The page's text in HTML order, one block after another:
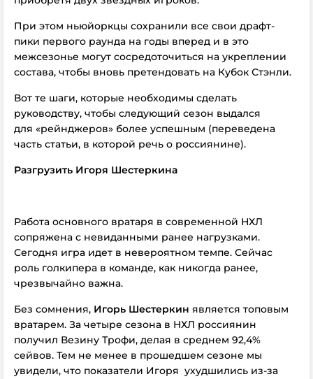
При этом ньюйоркцы сохранили все свои драфт-
пики первого раунда на годы вперед и в это
межсезонье могут сосредоточиться на укреплении
состава, чтобы вновь претендовать на Кубок Стэнли.
Вот те шаги, которые необходимы сделать
руководству, чтобы следующий сезон выдался
для «рейнджеров» более успешным (переведена
часть статьи, в которой речь о россиянине).
Разгрузить Игоря Шестеркина
Работа основного вратаря в современной НХЛ
сопряжена с невиданными ранее нагрузками.
Сегодня игра идет в невероятном темпе. Сейчас
роль голкипера в команде, как никогда ранее,
чрезвычайно важна.
Без сомнения, Игорь Шестеркин является топовым
вратарем. За четыре сезона в НХЛ россиянин
получил Везину Трофи, делая в среднем 92,4%
сейвов. Тем не менее в прошедшем сезоне мы
увидели, что показатели Игоря ухудшились из-за